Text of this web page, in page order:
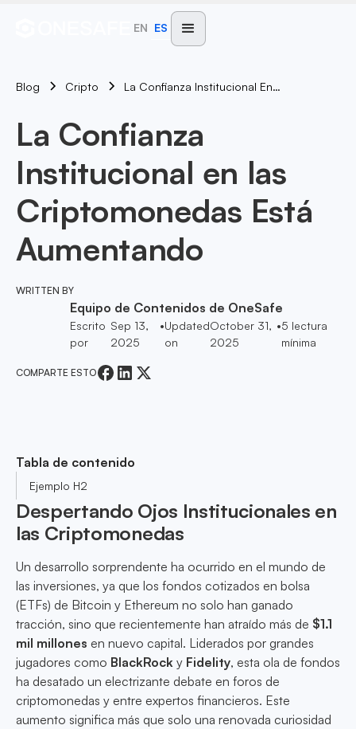
EN ES
Blog Cripto La Confianza Institucional En Las Criptomonedas Está Aumentando
La Confianza
Institucional en las
Criptomonedas Está
Aumentando
WRITTEN BY
Equipo de Contenidos de OneSafe
Escrito
por
Sep 13,
2025
•Updated
on
October 31,
2025
•5 lectura
mínima
COMPARTE ESTO
Tabla de contenido
Ejemplo H2
Despertando Ojos Institucionales en
las Criptomonedas
Un desarrollo sorprendente ha ocurrido en el mundo de
las inversiones, ya que los fondos cotizados en bolsa
(ETFs) de Bitcoin y Ethereum no solo han ganado
tracción, sino que recientemente han atraído más de $1.1
mil millones en nuevo capital. Liderados por grandes
jugadores como BlackRock y Fidelity, esta ola de fondos
ha desatado un electrizante debate en foros de
criptomonedas y entre expertos financieros. Este
aumento significa más que solo una renovada curiosidad